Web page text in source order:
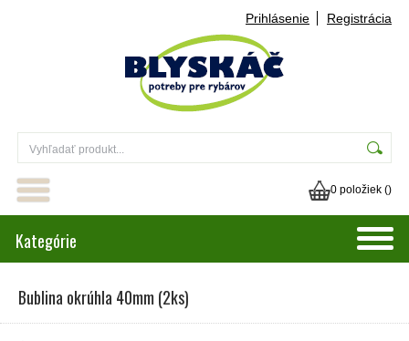
Prihlásenie Registrácia
0 položiek ()
Kategórie
Bublina okrúhla 40mm (2ks)